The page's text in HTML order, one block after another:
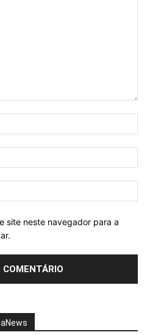
site neste navegador para a